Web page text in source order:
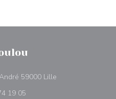
59000 Lille
19 05